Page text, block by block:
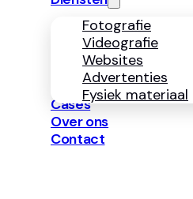
Fotografie
Videografie
Websites
Advertenties
Fysiek materiaal
Cases
Over ons
Contact